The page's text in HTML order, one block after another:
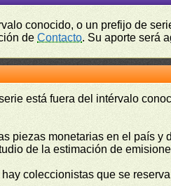
conocido, o un prefijo de
deContacto. Su aporte será
está fuera del intérvalo
piezas monetarias en el país
de la estimación de
coleccionistas que se